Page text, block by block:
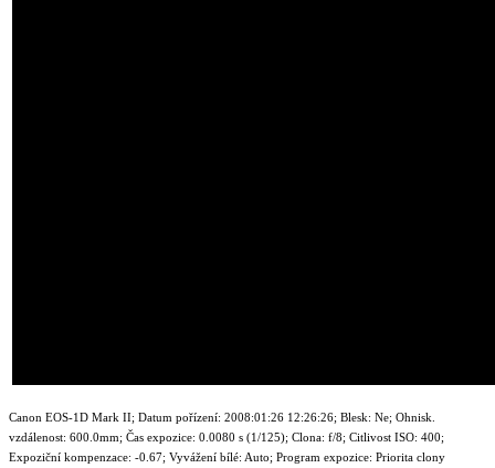
Canon EOS-1D Mark II; Datum pořízení: 2008:01:26 12:26:26; Blesk: Ne; Ohnisk.
vzdálenost: 600.0mm; Čas expozice: 0.0080 s (1/125); Clona: f/8; Citlivost ISO: 400;
Expoziční kompenzace: -0.67; Vyvážení bílé: Auto; Program expozice: Priorita clony